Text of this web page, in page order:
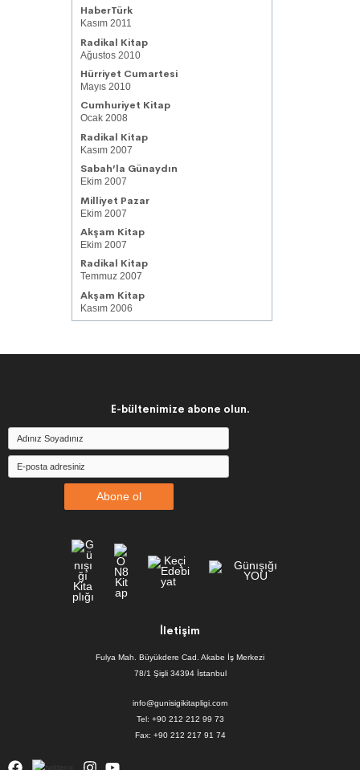
HaberTürk
Kasım 2011
Radikal Kitap
Ağustos 2010
Hürriyet Cumartesi
Mayıs 2010
Cumhuriyet Kitap
Ocak 2008
Radikal Kitap
Kasım 2007
Sabah’la Günaydın
Ekim 2007
Milliyet Pazar
Ekim 2007
Akşam Kitap
Ekim 2007
Radikal Kitap
Temmuz 2007
Akşam Kitap
Kasım 2006
E-bültenimize abone olun.
Abone ol
İletişim
Fulya Mah. Büyükdere Cad. Akabe İş Merkezi
78/1 Şişli 34394 İstanbul
info@gunisigikitapligi.com
Tel: +90 212 212 99 73
Fax: +90 212 217 91 74